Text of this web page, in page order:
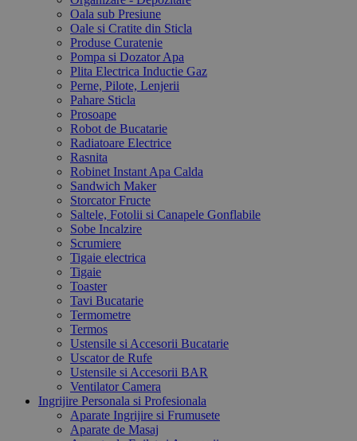
Oala sub Presiune
Oale si Cratite din Sticla
Produse Curatenie
Pompa si Dozator Apa
Plita Electrica Inductie Gaz
Perne, Pilote, Lenjerii
Pahare Sticla
Prosoape
Robot de Bucatarie
Radiatoare Electrice
Rasnita
Robinet Instant Apa Calda
Sandwich Maker
Storcator Fructe
Saltele, Fotolii si Canapele Gonflabile
Sobe Incalzire
Scrumiere
Tigaie electrica
Tigaie
Toaster
Tavi Bucatarie
Termometre
Termos
Ustensile si Accesorii Bucatarie
Uscator de Rufe
Ustensile si Accesorii BAR
Ventilator Camera
Ingrijire Personala si Profesionala
Aparate Ingrijire si Frumusete
Aparate de Masaj